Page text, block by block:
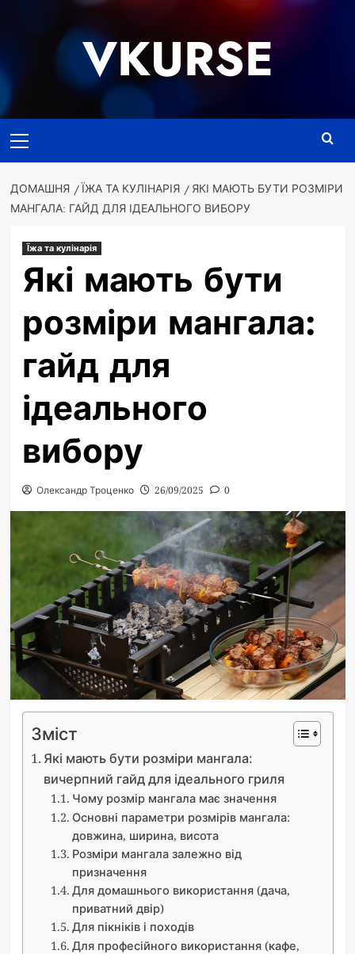
VKURSE
меню
ДОМАШНЯ ЇЖА ТА КУЛІНАРІЯ
ЯКІ МАЮТЬ БУТИ РОЗМІРИ
МАНГАЛА: ГАЙД ДЛЯ ІДЕАЛЬНОГО ВИБОРУ
Їжа та кулінарія
Які мають бути
розміри мангала:
гайд для
ідеального
вибору
Олександр Троценко 26/09/2025 0
Зміст
Які мають бути розміри мангала:
вичерпний гайд для ідеального гриля
Чому розмір мангала має значення
Основні параметри розмірів мангала:
довжина, ширина, висота
Розміри мангала залежно від
призначення
Для домашнього використання (дача,
приватний двір)
Для пікніків і походів
Для професійного використання (кафе,